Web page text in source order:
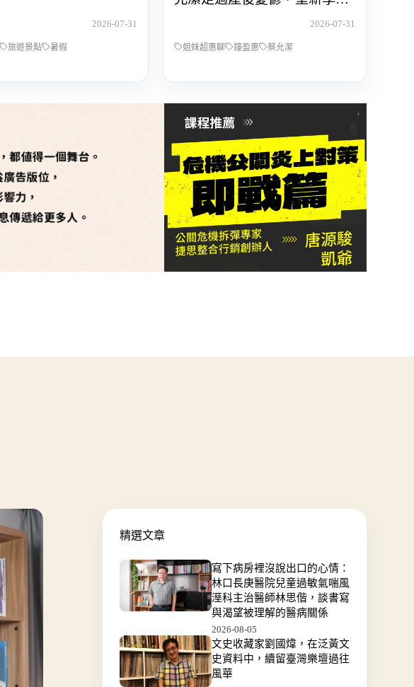
2026-07-31
旅遊景點 暑假
2026-07-31
姐妹超惠聊 鐘盈惠 蔡允潔
精選文章
寫下病房裡沒說出口的心情：
林口長庚醫院兒童過敏氣喘風
溼科主治醫師林思偕，談書寫
與渴望被理解的醫病關係
2026-08-05
文史收藏家劉國煒，在泛黃文
史資料中，續留臺灣樂壇過往
風華